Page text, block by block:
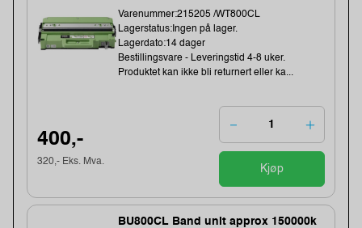
Varenummer:215205 /WT800CL
Lagerstatus:Ingen på lager.
Lagerdato:14 dager
Bestillingsvare - Leveringstid 4-8 uker.
Produktet kan ikke bli returnert eller ka...
400,-
320,- Eks. Mva.
Kjøp
BU800CL Band unit approx 150000k